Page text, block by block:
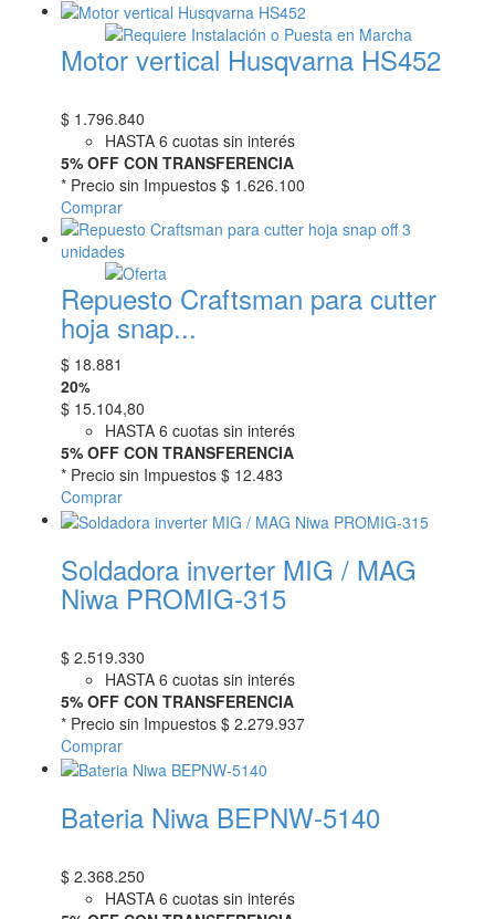
Motor vertical Husqvarna HS452
$ 1.796.840
HASTA 6 cuotas sin interés
5% OFF CON TRANSFERENCIA
* Precio sin Impuestos $ 1.626.100
Comprar
Repuesto Craftsman para cutter
hoja snap...
$ 18.881
20%
$ 15.104,80
HASTA 6 cuotas sin interés
5% OFF CON TRANSFERENCIA
* Precio sin Impuestos $ 12.483
Comprar
Soldadora inverter MIG / MAG
Niwa PROMIG-315
$ 2.519.330
HASTA 6 cuotas sin interés
5% OFF CON TRANSFERENCIA
* Precio sin Impuestos $ 2.279.937
Comprar
Bateria Niwa BEPNW-5140
$ 2.368.250
HASTA 6 cuotas sin interés